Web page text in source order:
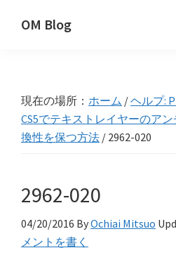
OM Blog
現在の場所： ホーム /ヘルプ:
CS5でテキストレイヤーのア
換性を保つ方法 / 2962-020
2962-020
04/20/2016 ByOchiai Mitsuo
メントを書く